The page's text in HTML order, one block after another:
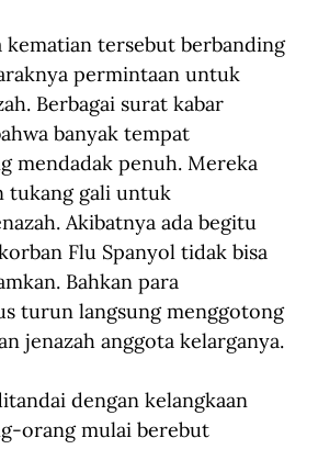
kematian tersebut berbanding
permintaan untuk
Berbagai surat kabar
banyak tempat
mendadak penuh. Mereka
tukang gali untuk
Akibatnya ada begitu
Flu Spanyol tidak bisa
Bahkan para
turun langsung menggotong
jenazah anggota kelarganya.
dengan kelangkaan
orang mulai berebut